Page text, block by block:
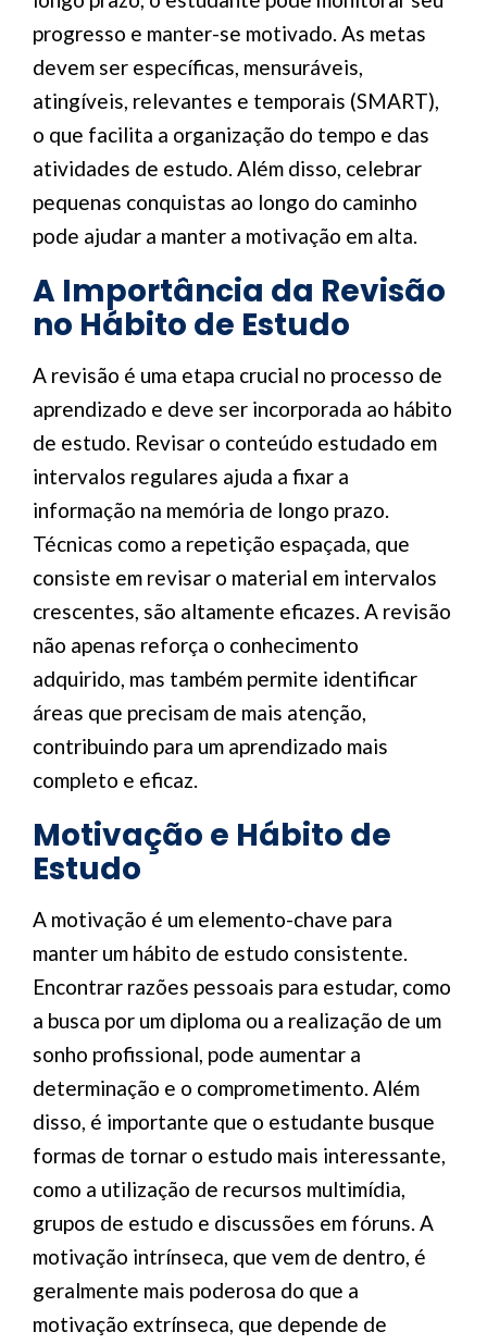
progresso e manter-se motivado. As metas
devem ser específicas, mensuráveis,
atingíveis, relevantes e temporais (SMART),
o que facilita a organização do tempo e das
atividades de estudo. Além disso, celebrar
pequenas conquistas ao longo do caminho
pode ajudar a manter a motivação em alta.
A Importância da Revisão
no Hábito de Estudo
A revisão é uma etapa crucial no processo de
aprendizado e deve ser incorporada ao hábito
de estudo. Revisar o conteúdo estudado em
intervalos regulares ajuda a fixar a
informação na memória de longo prazo.
Técnicas como a repetição espaçada, que
consiste em revisar o material em intervalos
crescentes, são altamente eficazes. A revisão
não apenas reforça o conhecimento
adquirido, mas também permite identificar
áreas que precisam de mais atenção,
contribuindo para um aprendizado mais
completo e eficaz.
Motivação e Hábito de
Estudo
A motivação é um elemento-chave para
manter um hábito de estudo consistente.
Encontrar razões pessoais para estudar, como
a busca por um diploma ou a realização de um
sonho profissional, pode aumentar a
determinação e o comprometimento. Além
disso, é importante que o estudante busque
formas de tornar o estudo mais interessante,
como a utilização de recursos multimídia,
grupos de estudo e discussões em fóruns. A
motivação intrínseca, que vem de dentro, é
geralmente mais poderosa do que a
motivação extrínseca, que depende de